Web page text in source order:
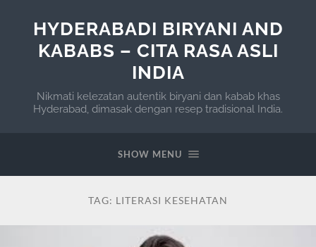
HYDERABADI BIRYANI AND
KABABS – CITA RASA ASLI
INDIA
Nikmati kelezatan autentik biryani dan kabab khas
Hyderabad, dimasak dengan resep tradisional India.
SHOW MENU
TAG: LITERASI KESEHATAN